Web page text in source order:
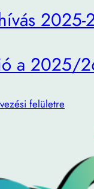
a 2025/
felületre